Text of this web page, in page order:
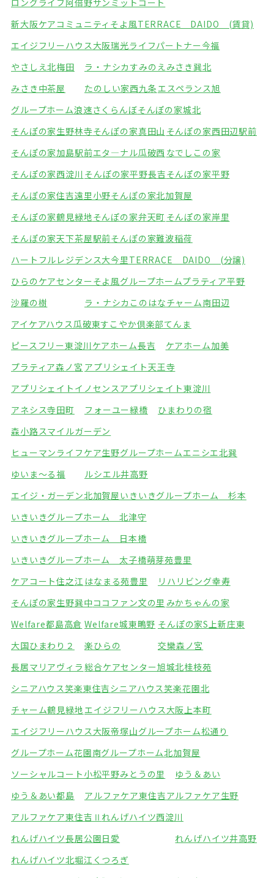
ロングライフ阿倍野サンミットコート
新大阪ケアコミュニティそよ風TERRACE DAIDO (賃貸)
エイジフリーハウス大阪瑞光ライフパートナー今福
やさしえ北梅田
ラ・ナシカすみのえみさき巽北
みさき中茶屋
たのしい家西九条エスペランス旭
グループホーム浪速さくらんぼそんぽの家城北
そんぽの家生野林寺そんぽの家真田山 そんぽの家西田辺駅前
そんぽの家加島駅前エタ―ナル瓜破西 なでしこの家
そんぽの家西淀川 そんぽの家平野長吉そんぽの家平野
そんぽの家住吉遠里小野そんぽの家北加賀屋
そんぽの家鶴見緑地そんぽの家弁天町 そんぽの家岸里
そんぽの家天下茶屋駅前そんぽの家難波稲荷
ハートフルレジデンス大今里 TERRACE DAIDO (分譲)
ひらのケアセンターそよ風グループホームプラティア平野
沙羅の樹
ラ・ナシカこのはなチャーム南田辺
アイケアハウス瓜破東すこやか倶楽部てんま
ピースフリー東淀川 ケアホーム長吉
ケアホーム加美
プラティア森ノ宮 アプリシェイト天王寺
アプリシェイトイノセンスアプリシェイト東淀川
アネシス寺田町
フォーユー緑橋
ひまわりの宿
森小路スマイルガーデン
ヒューマンライフケア生野グループホームエニシエ北巽
ゆいま～る福
ルシエル井高野
エイジ・ガーデン北加賀屋いきいきグループホーム 杉本
いきいきグループホーム 北津守
いきいきグループホーム 日本橋
いきいきグループホーム 太子橋萌芽苑豊里
ケアコート住之江 はなまる苑豊里
リハリビング幸寿
そんぽの家生野巽中ココファン文の里 みかちゃんの家
Welfare都島高倉 Welfare城東鴫野 そんぽの家S上新庄東
大国ひまわり２
楽ひらの
交欒森ノ宮
長居マリアヴィラ 総合ケアセンター旭城北桂枝苑
シニアハウス笑楽東住吉シニアハウス笑楽花園北
チャーム鶴見緑地エイジフリーハウス大阪上本町
エイジフリーハウス大阪帝塚山グループホーム松通り
グループホーム花園南グループホーム北加賀屋
ソーシャルコート小松平野みとうの里
ゆう＆あい
ゆう＆あい都島
アルファケア東住吉アルファケア生野
アルファケア東住吉Ⅱ れんげハイツ西淀川
れんげハイツ長居公園日愛
れんげハイツ井高野
れんげハイツ北堀江 くつろぎ